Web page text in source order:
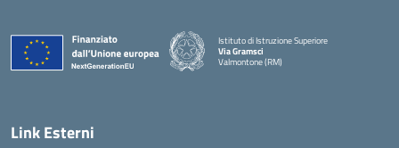
Istituto di Istruzione Superiore
Via Gramsci
Valmontone (RM)
Link Esterni